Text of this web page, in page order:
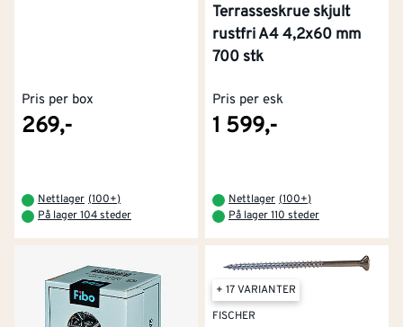
Pris per box
269,-
Nettlager (100+)
På lager 104 steder
Terrasseskrue skjult
rustfri A4 4,2x60 mm
700 stk
Pris per esk
1 599,-
Nettlager (100+)
På lager 110 steder
+ 17 VARIANTER
FISCHER